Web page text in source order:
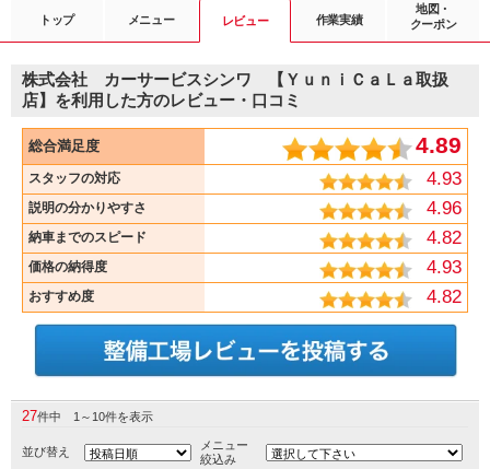
トップ メニュー レビュー 作業実績
地図・
クーポン
株式会社 カーサービスシンワ 【ＹｕｎｉＣａＬａ取扱
店】を利用した方のレビュー・口コミ
総合満足度 4.89
スタッフの対応 4.93
説明の分かりやすさ 4.96
納車までのスピード 4.82
価格の納得度 4.93
おすすめ度 4.82
27件中 1～10件を表示
並び替え
メニュー
絞込み